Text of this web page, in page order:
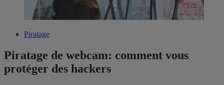
Piratage
Piratage de webcam: comment vous
protéger des hackers